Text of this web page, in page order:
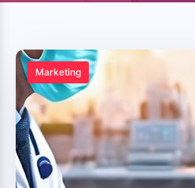
Marketing